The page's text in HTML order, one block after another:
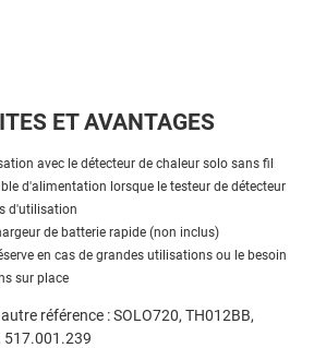
ET AVANTAGES
avec le détecteur de chaleur solo sans fil
d'alimentation lorsque le testeur de détecteur
d'utilisation
de batterie rapide (non inclus)
en cas de grandes utilisations ou le besoin
sur place
référence : SOLO720, TH012BB,
517.001.239